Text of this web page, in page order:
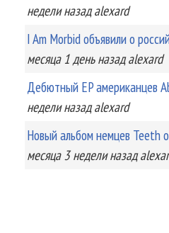
неделиназад alexard
I Am Morbid объявили о
месяца 1 деньназад alexard
Дебютный EP американцев
неделиназад alexard
Новый альбом немцев Teeth
месяца 3 неделиназад